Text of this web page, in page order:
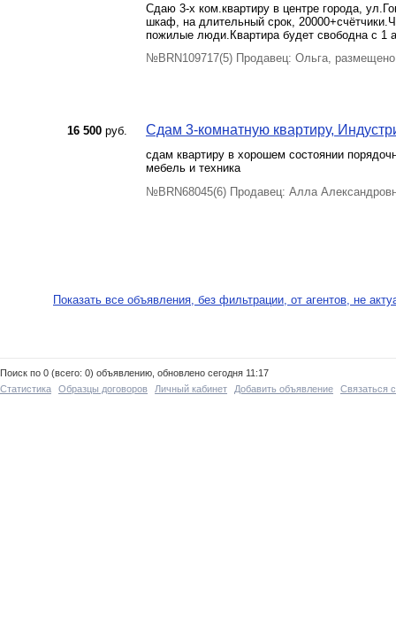
Сдаю 3-х ком.квартиру в центре города,
шкаф, на длительный срок,
пожилые люди.Квартира будет свободна с 1
№BRN109717(5) Продавец: Ольга,
16 500 руб. Сдам 3-комнатную квартиру,
сдам квартиру в хорошем состоянии
мебель и техника
№BRN68045(6) Продавец: Алла
Показать все объявления, без фильтрации, от агентов, не
Поиск по 0 (всего: 0) объявлению, обновлено сегодня 11:17
Статистика
Образцы договоров Личный кабинет Добавить объявление Связаться